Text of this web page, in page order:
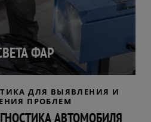
ФАР
ДЛЯ ВЫЯВЛЕНИЯ И
ПРОБЛЕМ
АВТОМОБИЛЯ